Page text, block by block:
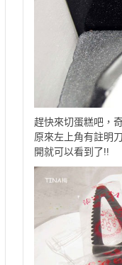
趕快來切蛋糕吧，
原來左上角有註明
開就可以看到了!!